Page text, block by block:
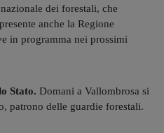
dei forestali, che
anche la Regione
in programma nei prossimi
Stato. Domani a Vallombrosa si
patrono delle guardie forestali.